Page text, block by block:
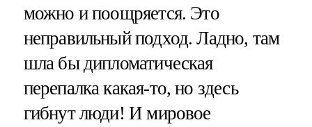
можно и поощряется. Это
неправильный подход. Ладно, там
шла бы дипломатическая
перепалка какая-то, но здесь
гибнут люди! И мировое